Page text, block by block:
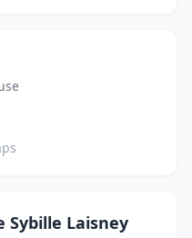
Sybille Laisney